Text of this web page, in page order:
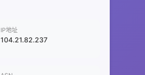
IP地址
104.21.82.237